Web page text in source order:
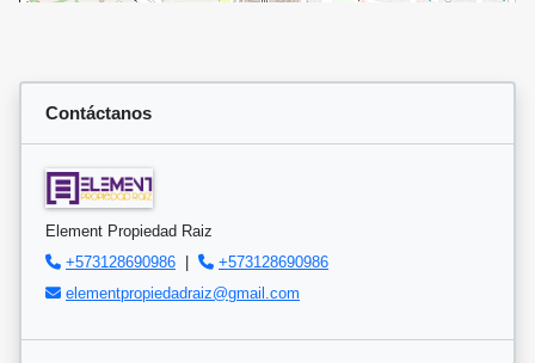
Contáctanos
Element Propiedad Raiz
+573128690986 |
+573128690986
elementpropiedadraiz@gmail.com